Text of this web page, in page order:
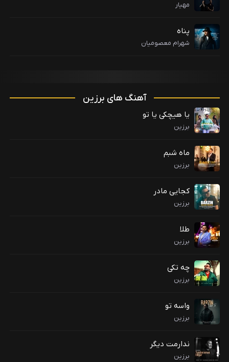
مهیار
پناه
شهرام معصومیان
آهنگ های برزین
یا هیچکی یا تو
برزین
ماه شبم
برزین
کجایی مادر
برزین
طلا
برزین
چه تکی
برزین
واسه تو
برزین
ندارمت دیگر
برزین